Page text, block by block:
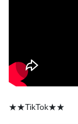
★★TikTok★★